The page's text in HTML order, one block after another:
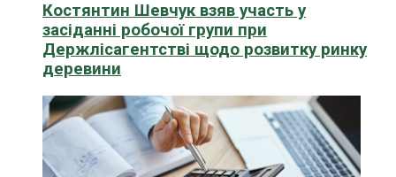
Костянтин Шевчук взяв участь у
засіданні робочої групи при
Держлісагентстві щодо розвитку ринку
деревини